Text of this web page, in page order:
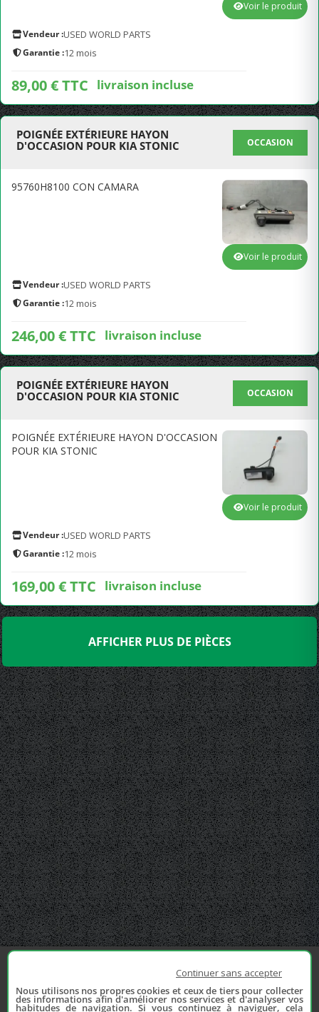
Vendeur :USED WORLD PARTS
Garantie :12 mois
89,00 € TTC livraison incluse
Voir le produit
POIGNÉE EXTÉRIEURE HAYON
D'OCCASION POUR KIA STONIC
OCCASION
95760H8100 CON CAMARA
Vendeur :USED WORLD PARTS
Garantie :12 mois
246,00 € TTC livraison incluse
Voir le produit
POIGNÉE EXTÉRIEURE HAYON
D'OCCASION POUR KIA STONIC
OCCASION
POIGNÉE EXTÉRIEURE HAYON D'OCCASION
POUR KIA STONIC
Vendeur :USED WORLD PARTS
Garantie :12 mois
169,00 € TTC livraison incluse
Voir le produit
AFFICHER PLUS DE PIÈCES
Continuer sans accepter
Nous utilisons nos propres cookies et ceux de tiers pour collecter
des informations afin d'améliorer nos services et d'analyser vos
habitudes de navigation. Si vous continuez à naviguer, cela